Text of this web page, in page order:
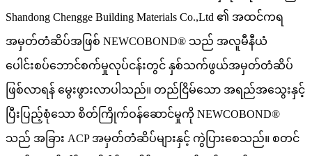
Shandong Chengge Building Materials Co.,Ltd ၏ အထင်ကရ
အမှတ်တံဆိပ်အဖြစ် NEWCOBOND® သည် အလူမီနီယံ
ပေါင်းစပ်ဘောင်စက်မှုလုပ်ငန်းတွင် နှစ်သက်ဖွယ်အမှတ်တံဆိပ်
ဖြစ်လာရန် မွေးဖွားလာပါသည်။ တည်ငြိမ်သော အရည်အသွေးနှင့်
ပြီးပြည့်စုံသော စိတ်ကြိုက်ဝန်ဆောင်မှုကို NEWCOBOND®
သည် အခြား ACP အမှတ်တံဆိပ်များနှင့် ကွဲပြားစေသည်။ စတင်